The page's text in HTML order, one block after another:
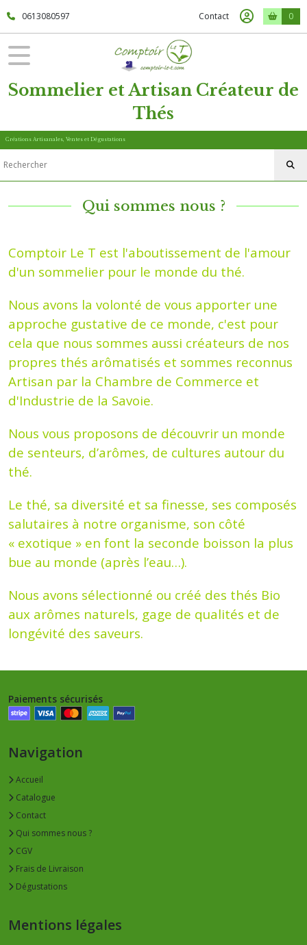
0613080597 Contact 0
Sommelier et Artisan Créateur de
Thés
Créations Artisanales, Ventes et Dégustations
Qui sommes nous ?
Comptoir Le T est l'aboutissement de l'amour
d'un sommelier pour le monde du thé.
Nous avons la volonté de vous apporter une
approche gustative de ce monde, c'est pour
cela que nous sommes aussi créateurs de nos
propres thés arômatisés et sommes reconnus
Artisan par la Chambre de Commerce et
d'Industrie de la Savoie.
Nous vous proposons de découvrir un monde
de senteurs, d’arômes, de cultures autour du
thé.
Le thé, sa diversité et sa finesse, ses composés
salutaires à notre organisme, son côté
« exotique » en font la seconde boisson la plus
bue au monde (après l’eau…).
Nous avons sélectionné ou créé des thés Bio
aux arômes naturels, gage de qualités et de
longévité des saveurs.
Paiements sécurisés
Navigation
Accueil
Catalogue
Contact
Qui sommes nous ?
CGV
Frais de Livraison
Dégustations
Mentions légales